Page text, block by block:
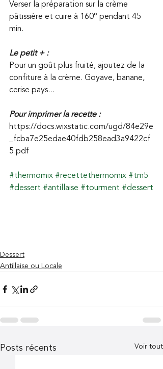
Verser la préparation sur la crème
pâtissière et cuire à 160° pendant 45
min.
Le petit + :
Pour un goût plus fruité, ajoutez de la
confiture à la crème. Goyave, banane,
cerise pays...
Pour imprimer la recette :
https://docs.wixstatic.com/ugd/84e29e
_fcba7e25edae40fdb258ead3a9422cf
5.pdf
#thermomix #recettethermomix #tm5
#dessert #antillaise #tourment #dessert
Dessert
Antillaise ou Locale
Posts récents Voir tout